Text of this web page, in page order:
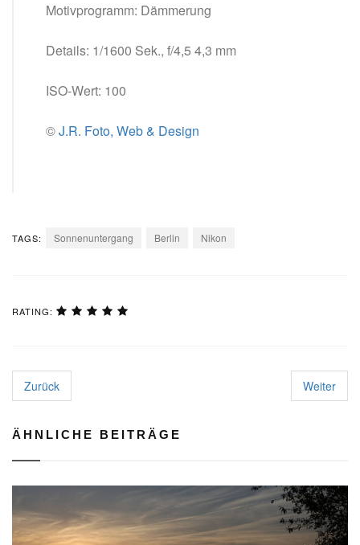
Motivprogramm: Dämmerung
Details: 1/1600 Sek., f/4,5 4,3 mm
ISO-Wert: 100
©J.R. Foto, Web & Design
TAGS: Sonnenuntergang Berlin Nikon
RATING:
Zurück Weiter
ÄHNLICHE BEITRÄGE